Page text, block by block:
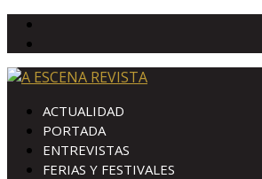
ACTUALIDAD
PORTADA
ENTREVISTAS
FERIAS Y FESTIVALES